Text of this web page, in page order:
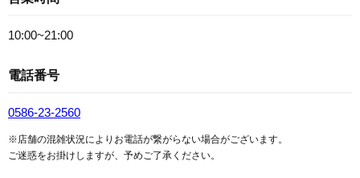
10:00~21:00
電話番号
0586-23-2560
※店舗の混雑状況によりお電話が繋がらない場合がございます。
ご迷惑をお掛けしますが、予めご了承ください。